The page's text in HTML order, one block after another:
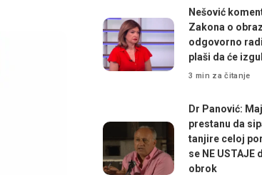
Nešović
Zakona o
odgovorno
plaši da će
3 min za čitanje
Dr Panović:
prestanu da
tanjire celoj
se NE USTAJE
obrok